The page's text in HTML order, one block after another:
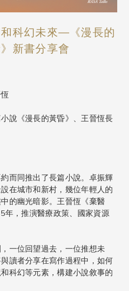
科幻未來—《漫長的
新書分享會
說《漫長的黃昏》、王晉恆長
而同推出了長篇小說。卓振輝
在城市和新村，幾位年輕人的
的幽光暗影。王晉恆《棄醫
年，推演醫療政策、國家資源
一位回望過去，一位推想未
讀者分享在寫作過程中，如何
科幻等元素，構建小說敘事的